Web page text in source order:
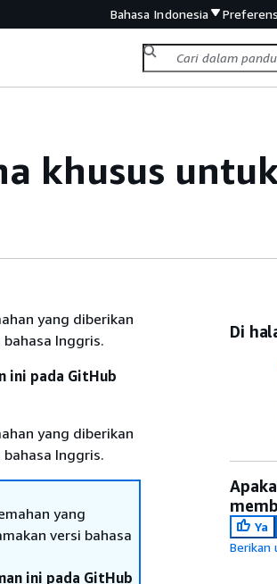
Bahasa Indonesia
khusus
yang diberikan
Inggris.
ini pada GitHub
yang diberikan
Inggris.
yang
versi bahasa
ini pada GitHub
Di
Ya
Berikan